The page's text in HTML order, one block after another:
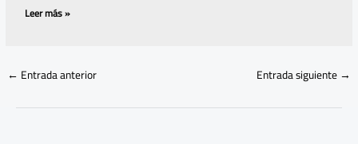
Leer más »
← Entrada anterior Entrada siguiente→